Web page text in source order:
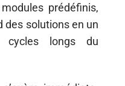
prédéfinis,
des solutions en un
cycles longs du